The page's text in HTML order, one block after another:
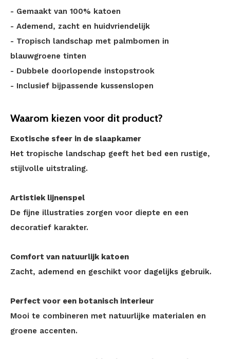
- Gemaakt van 100% katoen
- Ademend, zacht en huidvriendelijk
- Tropisch landschap met palmbomen in
blauwgroene tinten
- Dubbele doorlopende instopstrook
- Inclusief bijpassende kussenslopen
Waarom kiezen voor dit product?
Exotische sfeer in de slaapkamer
Het tropische landschap geeft het bed een rustige,
stijlvolle uitstraling.
Artistiek lijnenspel
De fijne illustraties zorgen voor diepte en een
decoratief karakter.
Comfort van natuurlijk katoen
Zacht, ademend en geschikt voor dagelijks gebruik.
Perfect voor een botanisch interieur
Mooi te combineren met natuurlijke materialen en
groene accenten.